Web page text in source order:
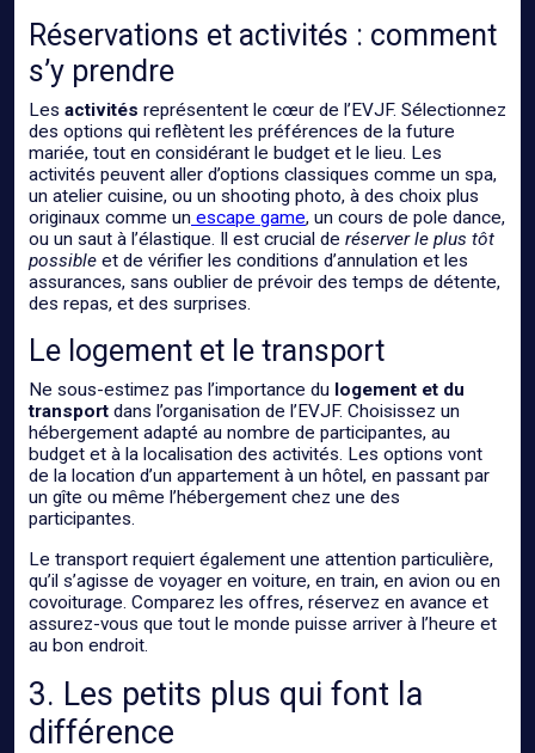
Réservations et activités : comment
s’y prendre
Les activités représentent le cœur de l’EVJF. Sélectionnez
des options qui reflètent les préférences de la future
mariée, tout en considérant le budget et le lieu. Les
activités peuvent aller d’options classiques comme un spa,
un atelier cuisine, ou un shooting photo, à des choix plus
originaux comme un escape game, un cours de pole dance,
ou un saut à l’élastique. Il est crucial de réserver le plus tôt
possible et de vérifier les conditions d’annulation et les
assurances, sans oublier de prévoir des temps de détente,
des repas, et des surprises.
Le logement et le transport
Ne sous-estimez pas l’importance du logement et du
transport dans l’organisation de l’EVJF. Choisissez un
hébergement adapté au nombre de participantes, au
budget et à la localisation des activités. Les options vont
de la location d’un appartement à un hôtel, en passant par
un gîte ou même l’hébergement chez une des
participantes.
Le transport requiert également une attention particulière,
qu’il s’agisse de voyager en voiture, en train, en avion ou en
covoiturage. Comparez les offres, réservez en avance et
assurez-vous que tout le monde puisse arriver à l’heure et
au bon endroit.
3. Les petits plus qui font la
différence